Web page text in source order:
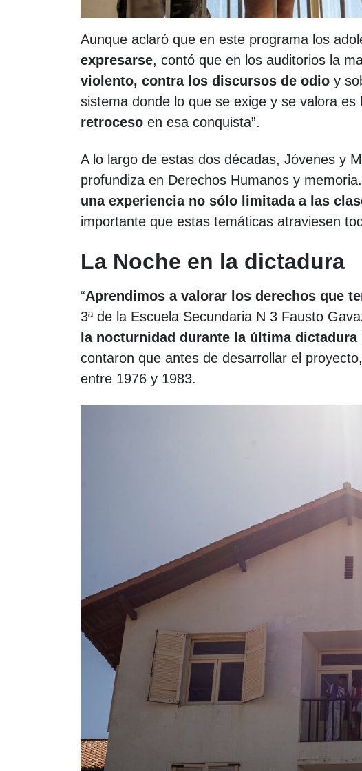
Aunque aclaró que en este programa los
expresarse, contó que en los auditorios la
violento, contra los discursos de odio y
sistema donde lo que se exige y se valora
retroceso en esa conquista”.
A lo largo de estas dos décadas, Jóvenes y
profundiza en Derechos Humanos y memoria.
una experiencia no sólo limitada a las
importante que estas temáticas atraviesen
La Noche en la dictadura
“Aprendimos a valorar los derechos que
3ª de la Escuela Secundaria N 3 Fausto
la nocturnidad durante la última
contaron que antes de desarrollar el
entre 1976 y 1983.